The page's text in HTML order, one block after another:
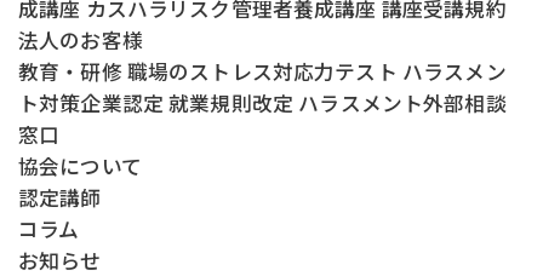
成講座 カスハラリスク管理者養成講座 講座受講規約
法人のお客様
教育・研修 職場のストレス対応力テスト ハラスメン
ト対策企業認定 就業規則改定 ハラスメント外部相談
窓口
協会について
認定講師
コラム
お知らせ